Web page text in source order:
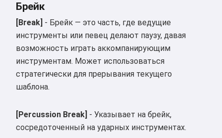
Брейк
[Break] - Брейк — это часть, где ведущие
инструменты или певец делают паузу, давая
возможность играть аккомпанирующим
инструментам. Может использоваться
стратегически для прерывания текущего
шаблона.
[Percussion Break] - Указывает на брейк,
сосредоточенный на ударных инструментах.